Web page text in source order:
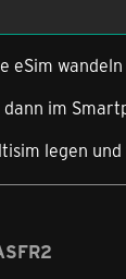
eSim
im
legen